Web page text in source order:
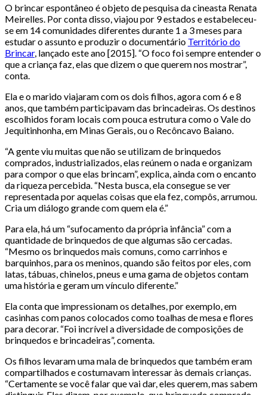
O brincar espontâneo é objeto de pesquisa da cineasta Renata
Meirelles. Por conta disso, viajou por 9 estados e estabeleceu-
se em 14 comunidades diferentes durante 1 a 3 meses para
estudar o assunto e produzir o documentário Território do
Brincar, lançado este ano [2015]. “O foco foi sempre entender o
que a criança faz, elas que dizem o que querem nos mostrar”,
conta.
Ela e o marido viajaram com os dois filhos, agora com 6 e 8
anos, que também participavam das brincadeiras. Os destinos
escolhidos foram locais com pouca estrutura como o Vale do
Jequitinhonha, em Minas Gerais, ou o Recôncavo Baiano.
“A gente viu muitas que não se utilizam de brinquedos
comprados, industrializados, elas reúnem o nada e organizam
para compor o que elas brincam”, explica, ainda com o encanto
da riqueza percebida. “Nesta busca, ela consegue se ver
representada por aquelas coisas que ela fez, compôs, arrumou.
Cria um diálogo grande com quem ela é.”
Para ela, há um “sufocamento da própria infância” com a
quantidade de brinquedos de que algumas são cercadas.
“Mesmo os brinquedos mais comuns, como carrinhos e
barquinhos, para os meninos, quando são feitos por eles, com
latas, tábuas, chinelos, pneus e uma gama de objetos contam
uma história e geram um vínculo diferente.”
Ela conta que impressionam os detalhes, por exemplo, em
casinhas com panos colocados como toalhas de mesa e flores
para decorar. “Foi incrível a diversidade de composições de
brinquedos e brincadeiras”, comenta.
Os filhos levaram uma mala de brinquedos que também eram
compartilhados e costumavam interessar às demais crianças.
“Certamente se você falar que vai dar, eles querem, mas sabem